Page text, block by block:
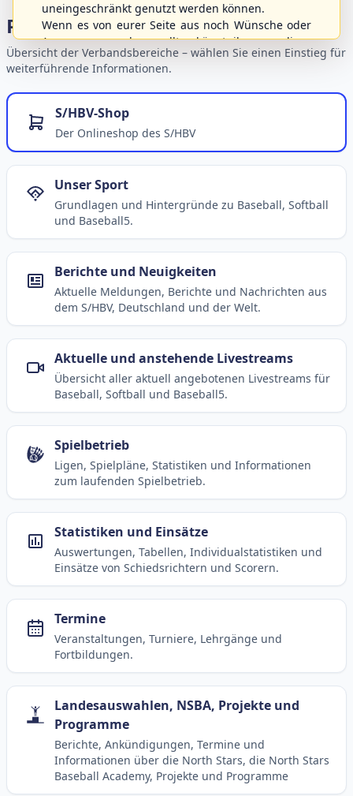
Portalbereiche
Übersicht der Verbandsbereiche – wählen Sie einen Einstieg für
weiterführende Informationen.
S/HBV-Shop
Der Onlineshop des S/HBV
Unser Sport
Grundlagen und Hintergründe zu Baseball, Softball
und Baseball5.
Berichte und Neuigkeiten
Aktuelle Meldungen, Berichte und Nachrichten aus
dem S/HBV, Deutschland und der Welt.
Aktuelle und anstehende Livestreams
Übersicht aller aktuell angebotenen Livestreams für
Baseball, Softball und Baseball5.
Spielbetrieb
Ligen, Spielpläne, Statistiken und Informationen
zum laufenden Spielbetrieb.
Statistiken und Einsätze
Auswertungen, Tabellen, Individualstatistiken und
Einsätze von Schiedsrichtern und Scorern.
Termine
Veranstaltungen, Turniere, Lehrgänge und
Fortbildungen.
Landesauswahlen, NSBA, Projekte und
Programme
Berichte, Ankündigungen, Termine und
Informationen über die North Stars, die North Stars
Baseball Academy, Projekte und Programme
uneingeschränkt genutzt werden können.
Wenn es von eurer Seite aus noch Wünsche oder
Anregungen geben sollte, könnt ihr uns diese
gerne an die Verbandsadresseinfo@shbvnet.de
schicken.